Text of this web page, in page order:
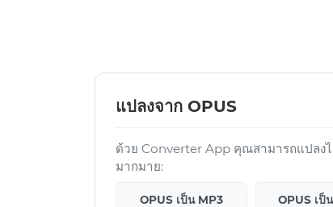
แปลงจาก OPUS
ด้วย Converter App คุณสามารถแปลง
มากมาย:
OPUS เป็น MP3 OPUS เป็